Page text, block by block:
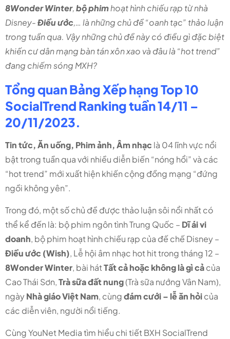
8Wonder Winter,bộ phimhoạt hình chiếu rạp từ nhà
Disney-Điều ước,… là những chủ đề “oanh tạc” thảo luận
trong tuần qua. Vậy những chủ đề này có điều gì đặc biệt
khiến cư dân mạng bàn tán xôn xao và đâu là “hot trend”
đang chiếm sóng MXH?
Tổng quan Bảng Xếp hạng Top 10
SocialTrend Ranking tuần 14/11 –
20/11/2023.
Tin tức, Ăn uống, Phim ảnh, Âm nhạc là 04 lĩnh vực nổi
bật trong tuần qua với nhiều diễn biến “nóng hổi” và các
“hot trend” mới xuất hiện khiến cộng đồng mạng “đứng
ngồi không yên”.
Trong đó, một số chủ đề được thảo luận sôi nổi nhất có
thể kể đến là: bộ phim ngôn tình Trung Quốc – Dĩ ái vi
doanh, bộ phim hoạt hình chiếu rạp của đế chế Disney –
Điều ước (Wish), Lễ hội âm nhạc hot hit trong tháng 12 –
8Wonder Winter, bài hátTất cả hoặc không là gì cảcủa
Cao Thái Sơn,Trà sữa đất nung(Trà sữa nướng Vân Nam),
ngàyNhà giáo Việt Nam, cùngđám cưới – lễ ăn hỏicủa
các diễn viên, người nổi tiếng.
Cùng YouNet Media tìm hiểu chi tiết BXH SocialTrend